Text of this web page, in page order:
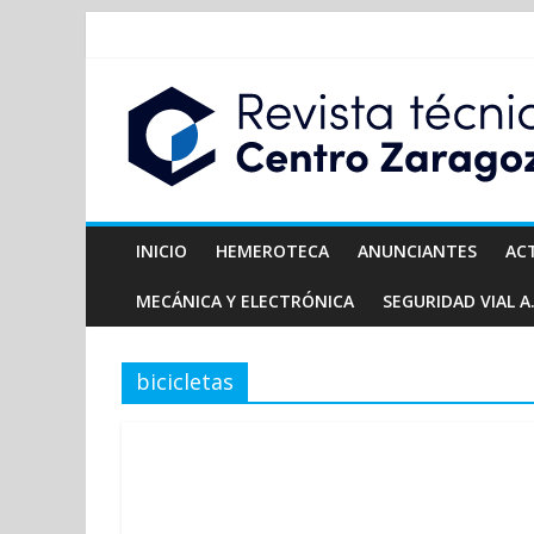
INICIO HEMEROTECA ANUNCIANTES
MECÁNICA Y ELECTRÓNICA SEGURIDAD VIAL
bicicletas